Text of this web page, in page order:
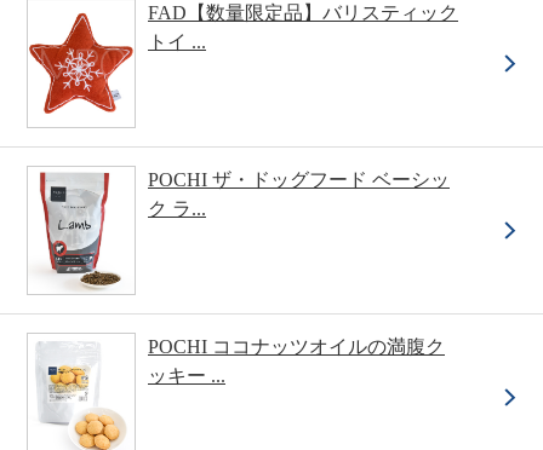
FAD【数量限定品】バリスティック
トイ ...
POCHI ザ・ドッグフード ベーシッ
ク ラ...
POCHI ココナッツオイルの満腹ク
ッキー ...